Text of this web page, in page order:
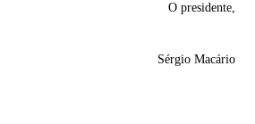
O presidente,
Sérgio Macário